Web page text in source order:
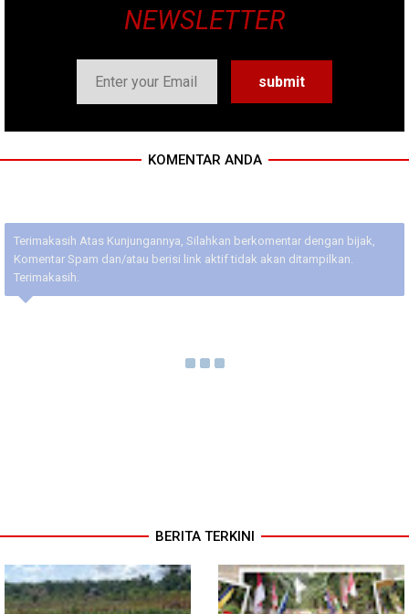
NEWSLETTER
KOMENTAR ANDA
Terimakasih Atas Kunjungannya, Silahkan berkomentar dengan bijak,
Komentar Spam dan/atau berisi link aktif tidak akan ditampilkan.
Terimakasih.
BERITA TERKINI